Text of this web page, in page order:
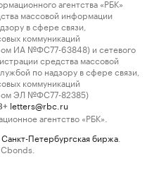
агентства «РБК»
массовой информации
в сфере связи,
коммуникаций
ИА №ФС77-63848) и сетевого
средства массовой
по надзору в сфере связи,
коммуникаций
ЭЛ №ФС77-82385)
letters@rbc.ru
агентство «РБК».
Санкт-Петербургская биржа